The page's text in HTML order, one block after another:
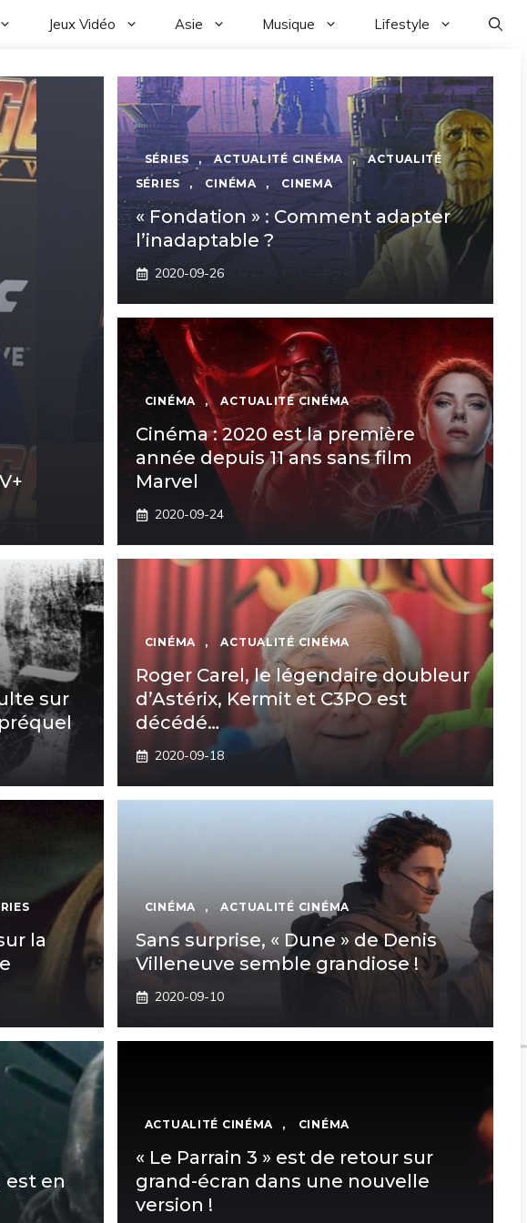
Jeux Vidéo Asie Musique Lifestyle
SÉRIES , ACTUALITÉ CINÉMA ,
ACTUALITÉ
SÉRIES
, CINÉMA , CINEMA
« Fondation » : Comment adapter
l’inadaptable ?
2020-09-26
CINÉMA , ACTUALITÉ CINÉMA
Cinéma : 2020 est la première
année depuis 11 ans sans film
Marvel
2020-09-24
sur
CINÉMA , ACTUALITÉ CINÉMA
Roger Carel, le légendaire doubleur
d’Astérix, Kermit et C3PO est
décédé…
2020-09-18
la
CINÉMA , ACTUALITÉ CINÉMA
Sans surprise, « Dune » de Denis
Villeneuve semble grandiose !
2020-09-10
est en
ACTUALITÉ CINÉMA , CINÉMA
« Le Parrain 3 » est de retour sur
grand-écran dans une nouvelle
version !